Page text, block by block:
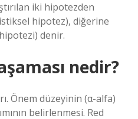
iki hipotezden
hipotez), diğerine
denir.
nedir?
Önem düzeyinin (α-alfa)
belirlenmesi. Red